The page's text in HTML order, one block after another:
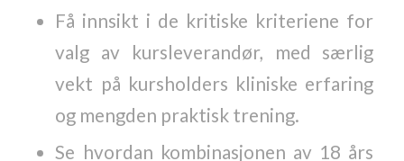
Få innsikt i de kritiske kriteriene for
valg av kursleverandør, med særlig
vekt på kursholders kliniske erfaring
og mengden praktisk trening.
Se hvordan kombinasjonen av 18 års